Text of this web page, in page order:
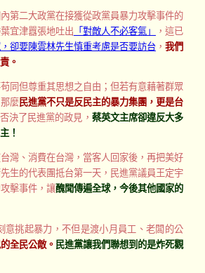
第二大政黨在接獲從政黨員暴力攻擊事件的
宜津囂張地吐出 「對敵人不必客氣」
，這已
卻要陳雲林先生慎重考慮是否要訪台， 我們
。
同但尊重其思想之自由；但若有意藉著群眾
麼民進黨不只是反民主的暴力集團，更是台
決了民進黨的政見， 蔡英文主席卻違反大多
！
灣、消費在台灣，當客人回家後，再把美好
生的代表團抵台第一天，民進黨議員王定宇
擊事件，讓醜聞傳遍全球，今後其他國家的
挑起暴力，不但是渡小月員工、老闆的公
全民公敵。 民進黨讓我們聯想到的是炸死觀